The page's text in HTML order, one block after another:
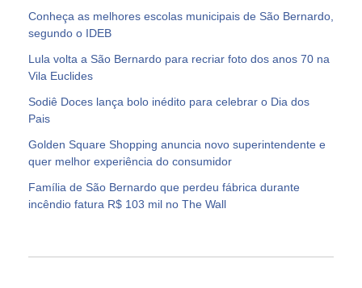
Conheça as melhores escolas municipais de São Bernardo,
segundo o IDEB
Lula volta a São Bernardo para recriar foto dos anos 70 na
Vila Euclides
Sodiê Doces lança bolo inédito para celebrar o Dia dos
Pais
Golden Square Shopping anuncia novo superintendente e
quer melhor experiência do consumidor
Família de São Bernardo que perdeu fábrica durante
incêndio fatura R$ 103 mil no The Wall